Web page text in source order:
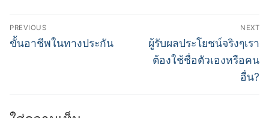
แนะแนว
เรื่อง
PREVIOUS
Previous
ขั้นอาชีพในทางประกัน
NEXT
Next
post:
ผู้รับผลประโยชน์จริงๆเรา
ต้องใช้ชื่อตัวเองหรือคน
อื่น?